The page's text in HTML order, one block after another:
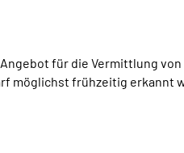
für die Vermittlung
möglichst frühzeitig erkannt